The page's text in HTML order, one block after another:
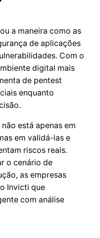
a maneira como as
de aplicações
Com o
digital mais
de pentest
enquanto
está apenas em
em validá-las e
riscos reais.
o cenário de
as empresas
Invicti que
com análise